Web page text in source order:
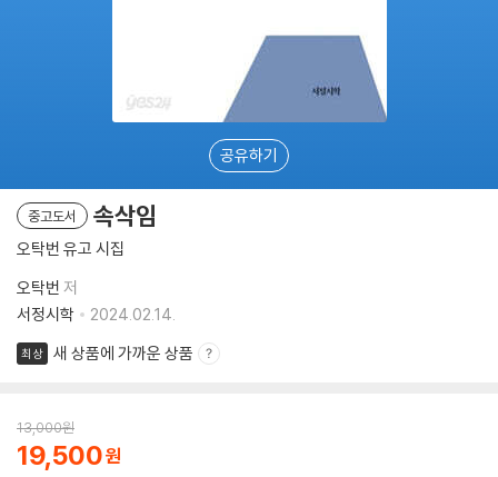
공유하기
중고도서 속삭임
오탁번 유고 시집
오탁번 저
서정시학
2024.02.14.
최상 새 상품에 가까운 상품
13,000원
19,500